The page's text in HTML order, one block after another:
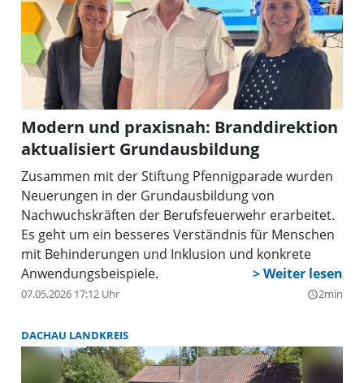
Modern und praxisnah: Branddirektion
aktualisiert Grundausbildung
Zusammen mit der Stiftung Pfennigparade wurden
Neuerungen in der Grundausbildung von
Nachwuchskräften der Berufsfeuerwehr erarbeitet.
Es geht um ein besseres Verständnis für Menschen
mit Behinderungen und Inklusion und konkrete
Anwendungsbeispiele.
07.05.2026 17:12 Uhr query_builder2min
DACHAU LANDKREIS